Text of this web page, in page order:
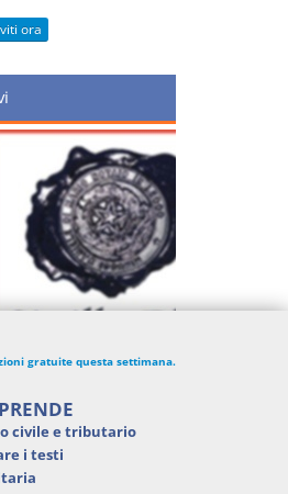
ora
gratuite questa settimana.
civile e tributario
i testi